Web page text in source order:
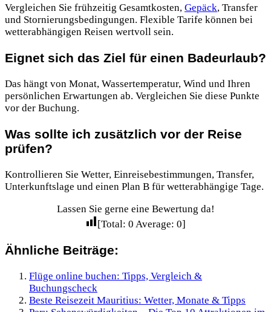
Vergleichen Sie frühzeitig Gesamtkosten, Gepäck, Transfer
und Stornierungsbedingungen. Flexible Tarife können bei
wetterabhängigen Reisen wertvoll sein.
Eignet sich das Ziel für einen Badeurlaub?
Das hängt von Monat, Wassertemperatur, Wind und Ihren
persönlichen Erwartungen ab. Vergleichen Sie diese Punkte
vor der Buchung.
Was sollte ich zusätzlich vor der Reise
prüfen?
Kontrollieren Sie Wetter, Einreisebestimmungen, Transfer,
Unterkunftslage und einen Plan B für wetterabhängige Tage.
Lassen Sie gerne eine Bewertung da!
[Total: 0 Average: 0]
Ähnliche Beiträge:
Flüge online buchen: Tipps, Vergleich &
Buchungscheck
Beste Reisezeit Mauritius: Wetter, Monate & Tipps